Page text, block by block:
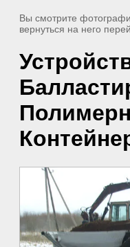
Вы смотрите
вернуться на него